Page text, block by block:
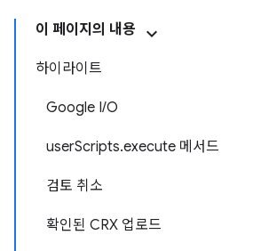
이 페이지의 내용
하이라이트
Google I/O
userScripts.execute 메서드
검토 취소
확인된 CRX 업로드